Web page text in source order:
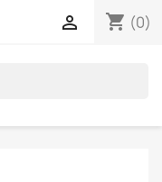
shopping_cart (0)
